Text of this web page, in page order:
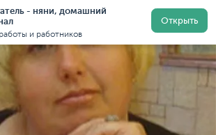
- няни, домашний
и работников
Открыть
Сиделки в Санкт-Петербурге